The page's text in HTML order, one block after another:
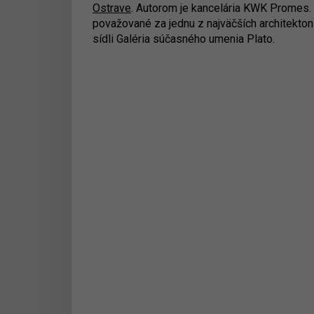
Ostrave. Autorom je kancelária KWK
považované za jednu z najväčších
sídli Galéria súčasného umenia Plato.